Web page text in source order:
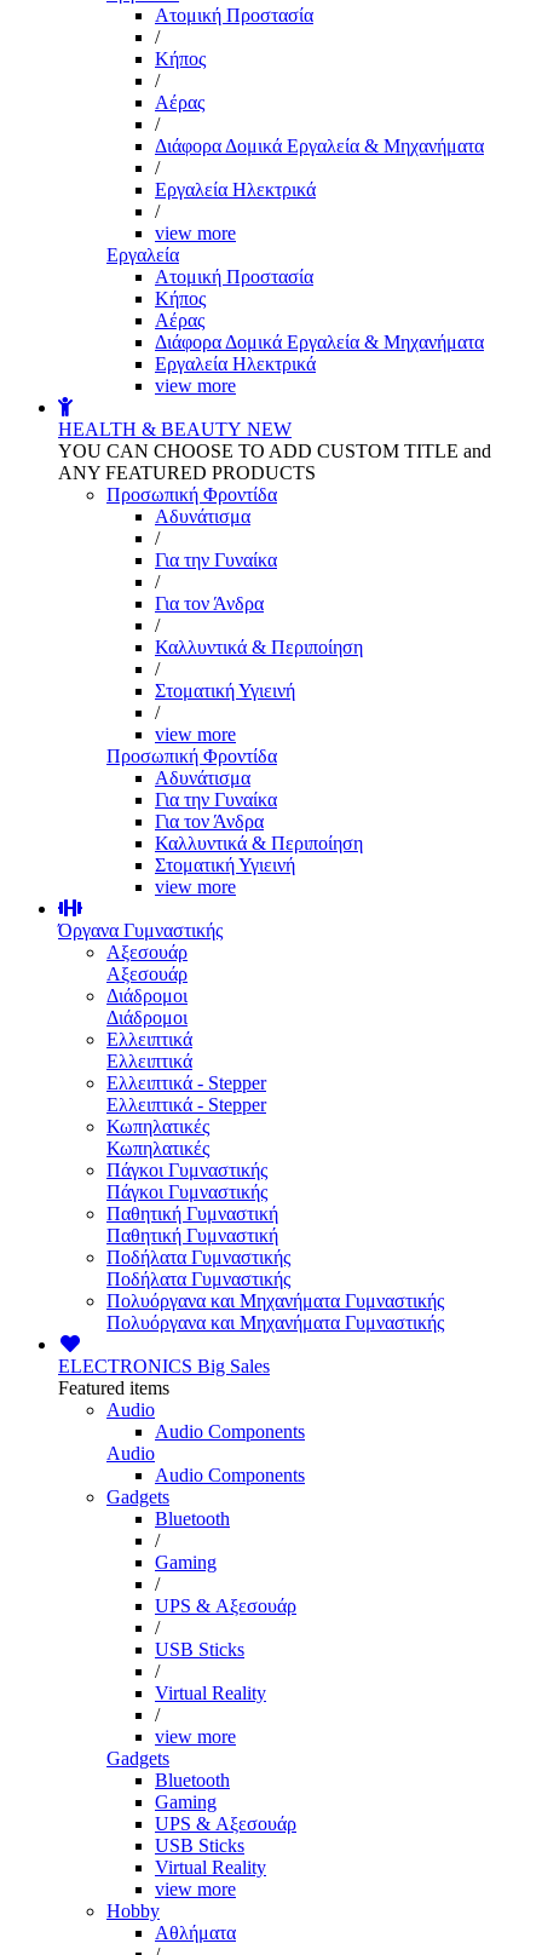
Aτομική Προστασία
/
Kήπος
/
Αέρας
/
Διάφορα Δομικά Εργαλεία & Μηχανήματα
/
Εργαλεία Ηλεκτρικά
/
view more
Εργαλεία
Aτομική Προστασία
Kήπος
Αέρας
Διάφορα Δομικά Εργαλεία & Μηχανήματα
Εργαλεία Ηλεκτρικά
view more
HEALTH & BEAUTY NEW
YOU CAN CHOOSE TO ADD CUSTOM TITLE and
ANY FEATURED PRODUCTS
Προσωπική Φροντίδα
Αδυνάτισμα
/
Για την Γυναίκα
/
Για τον Άνδρα
/
Καλλυντικά & Περιποίηση
/
Στοματική Υγιεινή
/
view more
Προσωπική Φροντίδα
Αδυνάτισμα
Για την Γυναίκα
Για τον Άνδρα
Καλλυντικά & Περιποίηση
Στοματική Υγιεινή
view more
Όργανα Γυμναστικής
Αξεσουάρ
Αξεσουάρ
Διάδρομοι
Διάδρομοι
Ελλειπτικά
Ελλειπτικά
Ελλειπτικά - Stepper
Ελλειπτικά - Stepper
Κωπηλατικές
Κωπηλατικές
Πάγκοι Γυμναστικής
Πάγκοι Γυμναστικής
Παθητική Γυμναστική
Παθητική Γυμναστική
Ποδήλατα Γυμναστικής
Ποδήλατα Γυμναστικής
Πολυόργανα και Μηχανήματα Γυμναστικής
Πολυόργανα και Μηχανήματα Γυμναστικής
ELECTRONICS Big Sales
Featured items
Audio
Audio Components
Audio
Audio Components
Gadgets
Bluetooth
/
Gaming
/
UPS & Αξεσουάρ
/
USB Sticks
/
Virtual Reality
/
view more
Gadgets
Bluetooth
Gaming
UPS & Αξεσουάρ
USB Sticks
Virtual Reality
view more
Hobby
Αθλήματα